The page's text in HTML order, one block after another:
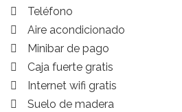
Teléfono
Aire acondicionado
Minibar de pago
Caja fuerte gratis
Internet wifi gratis
Suelo de madera